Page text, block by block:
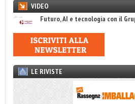
VIDEO
Futuro, AI e tecnologia con il
LE RIVISTE